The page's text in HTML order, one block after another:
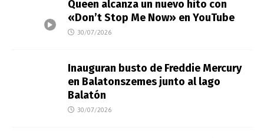
Queen alcanza un nuevo hito con
«Don’t Stop Me Now» en YouTube
30/07/2026
Inauguran busto de Freddie Mercury
en Balatonszemes junto al lago
Balatón
30/07/2026